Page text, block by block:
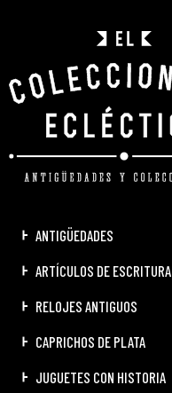
ANTIGÜEDADES
ARTÍCULOS DE ESCRITURA
RELOJES ANTIGUOS
CAPRICHOS DE PLATA
JUGUETES CON HISTORIA